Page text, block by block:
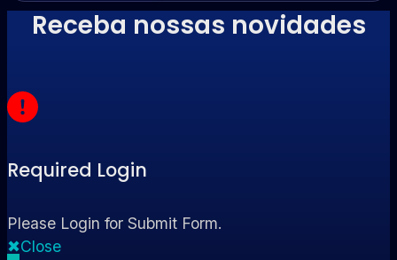
Receba nossas novidades
Required Login
Please Login for Submit Form.
Close